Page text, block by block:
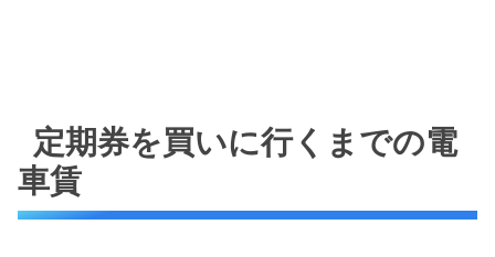
定期券を買いに行くまでの電
車賃